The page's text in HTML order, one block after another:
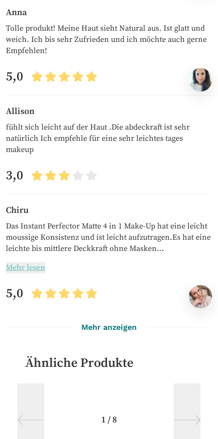
Anna
Tolle produkt! Meine Haut sieht Natural aus. Ist glatt und
weich. Ich bis sehr Zufrieden und ich möchte auch gerne
Empfehlen!
5,0
Allison
fühlt sich leicht auf der Haut .Die abdeckraft ist sehr
natürlich Ich empfehle für eine sehr leichtes tages
makeup
3,0
Chiru
Das Instant Perfector Matte 4 in 1 Make-Up hat eine leicht
moussige Konsistenz und ist leicht aufzutragen.Es hat eine
leichte bis mittlere Deckkraft ohne Masken...
Mehr lesen
5,0
Mehr anzeigen
Ähnliche Produkte
1/8